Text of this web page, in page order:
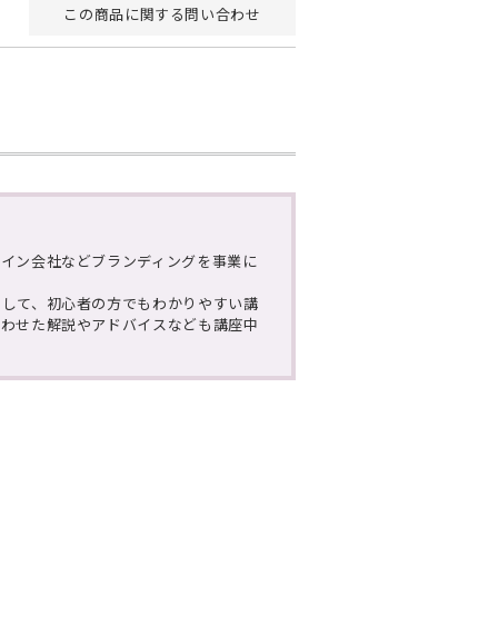
この商品に関する問い合わせ
ン会社などブランディングを事業に
て、初心者の方でもわかりやすい講
せた解説やアドバイスなども講座中